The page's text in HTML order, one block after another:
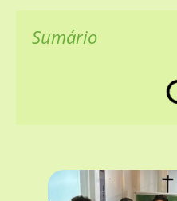
Sumário